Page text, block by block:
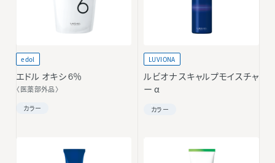
edol
エドル オキシ 6％
〈医薬部外品〉
カラー
LUVIONA
ルビオナ スキャルプモイスチャ
ー α
カラー